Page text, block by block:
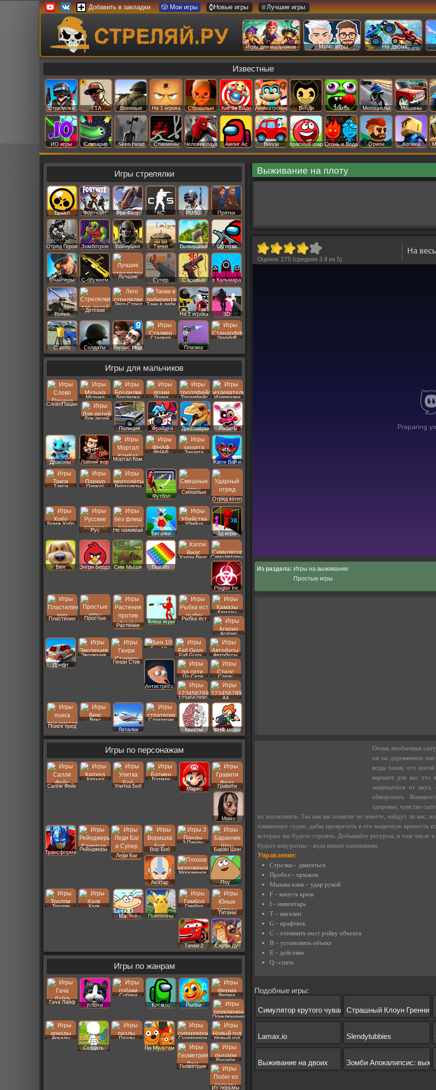
Добавить в закладки 🎲 Мои игры ⌚Новые игры ♕Лучшие игры
Игры для мальчиков Мини игры На двоих
Известные
Стрелялки ГТА Военные На 1 игрока Страшные Кик Зе Бади Аниматроник Бенди Зомби Мотоциклы Машины
ИО игры Слизарио Siren Head Стикмены Человек паук Амонг Ас Вилли Красный шар Огонь и Вода Орион Когама
Выживание на плоту
Оценок: 275 (средняя 3.9 из 5)
На
Из раздела: Игры на выживание
Простые игры
Очень необычная
он на деревянном
воды такая, что
вариант для вас
защищаться от акул,
обворовать.
здоровье, чувство
их восполнять. Так как вы понятие не имеете, найдут ли вас,
плавающее судно, дабы превратить в его защитную
которых вы будете строить. Добывайте ресурсы, в том числе
будьте аккуратны – вода кишит хищниками.
Управление:
Стрелки - двигаться
Пробел – прыжок
Мышка клик – удар рукой
F – кинуть крюк
I – инвентарь
T – магазин
G – крафтить
С – отемнить пост ройку объекта
B – установить объект
E – действие
Q - спать
Подобные игры:
Симулятор крутого чувакаСтрашный Клоун Гренни
Lamax.io Slendytubbies
Выживание на двоих Зомби Апокалипсис:
Игры стрелялки
Бравл
Старс
Фортнайт Фри Фаер КС PUBG Прятки
Отряд Герои Зомботрон Войнушки Танки Выживание Шутеры
Снайперы С оружием
Лучшие
Супер С кровью в Кальмара
Война
Детские
Лего Стрел
Танк в лаби
На 2 игрока
3D
С авто Солдаты Гаррис Мод
Сталкер
Плазма
Standoff
Игры для мальчиков
СловоПацана
Музыка Бродилки Драки Троллфейс Издевалки
Для детей
Полиция
Фрайдей Динозавры Роботы
Драконы Ловкий вор
Мортал Ком
ФНАФ
Защита
Хагги Вагги
Такси Паркур
Вертолеты
Футбол
Смешные
Отряд котят
Бомж Хобо
Рус
Не нажимай
Бегалки
Убийца
3д игры
Бен Энгри Бердз Сим Мыши Поп Ит
Хэппи Вилс Симуляторы
Plague Inc
Пластилин
Простые
Растения
Флеш игры
Рыбка ест
Камазы
Агарио
Дрифт
Эволюция
Генри Стик
Бен 10
Fall Guys
Автобусы
Антистресс
По Сети Стелс
1234567890 A4
Поиск пред
Векс
Леталки
Стратегии
Квесты
ФНФ моды
Игры по персонажам
Салли Фейс
Капхед
Улитка Боб
Бэтмен
Марио
Гравити
Фолз
Момо
Трансформеры
Рейнджеры
Леди Баг
Вор Боб
3 Панды
Баран Шон
Аватар
Мороженое
Поу
Тролли
Халк
Масяня
Покемоны
Гамбол
Титаны
Тачки 2 Скуби Ду
Игры по жанрам
Гача Лайф
Кошки
Собаки
Космос
Рыбки
Ферма
Приключения
Аркады
Создать
Пазлы
По Мультам
Супергерои Новый год
Геометрия
Рыцари
Из тюрьмы